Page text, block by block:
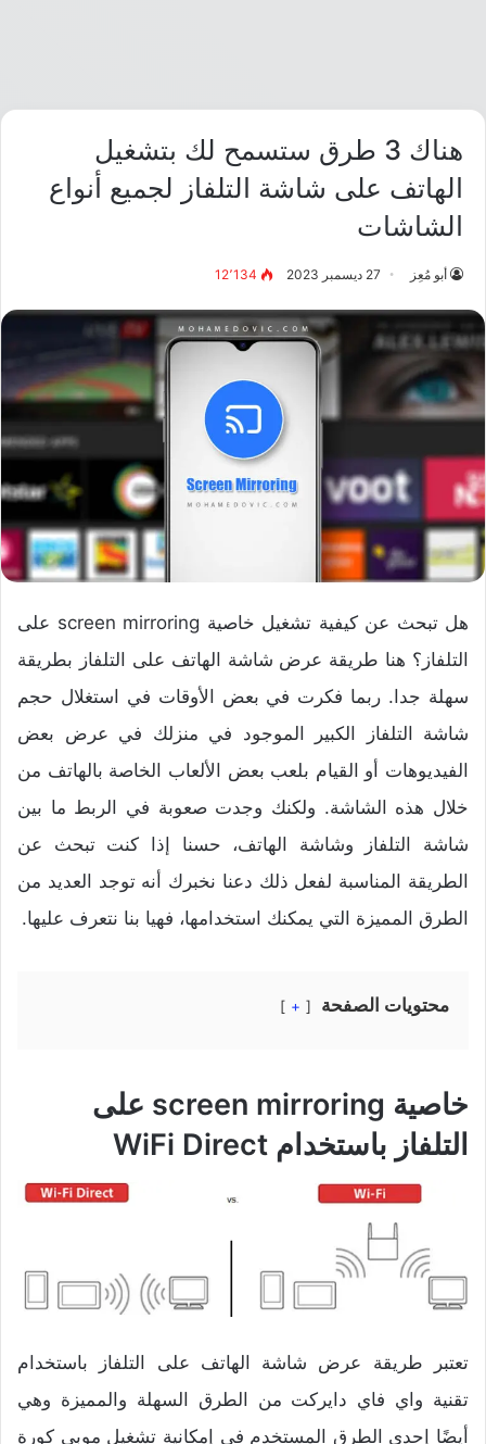
هناك 3 طرق ستسمح لك بتشغيل
الهاتف على شاشة التلفاز لجميع أنواع
الشاشات
أبو مُعِز 27 ديسمبر 2023 12٬134
هل تبحث عن
كيفية تشغيل خاصية screen mirroring على
التلفاز؟ هنا طريقة عرض شاشة الهاتف على التلفاز بطريقة
سهلة جدا. ربما فكرت في بعض الأوقات في استغلال حجم
شاشة التلفاز الكبير الموجود في منزلك في عرض بعض
الفيديوهات أو القيام بلعب بعض الألعاب الخاصة بالهاتف من
خلال هذه الشاشة. ولكنك وجدت صعوبة في الربط ما بين
شاشة التلفاز وشاشة الهاتف، حسنا إذا كنت تبحث عن
الطريقة المناسبة لفعل ذلك دعنا نخبرك أنه توجد العديد من
الطرق المميزة التي يمكنك استخدامها، فهيا بنا نتعرف عليها.
محتويات الصفحة +
خاصية screen mirroring على
التلفاز باستخدام WiFi Direct
تعتبر طريقة عرض شاشة الهاتف على التلفاز باستخدام
تقنية واي فاي دايركت من الطرق السهلة والمميزة وهي
أيضًا إحدى الطرق المستخدم في إمكانية تشغيل موبي كورة